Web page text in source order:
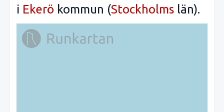
i Ekerö kommun (Stockholms län).